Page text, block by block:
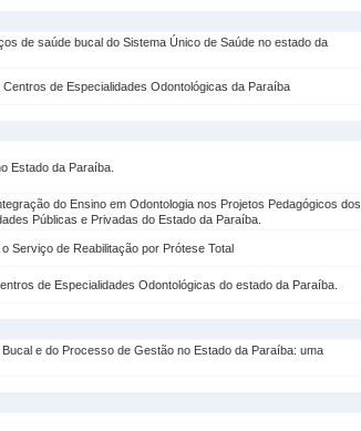
de saúde bucal do Sistema Único de Saúde no estado da
de Especialidades Odontológicas da Paraíba
Estado da Paraíba.
do Ensino em Odontologia nos Projetos Pedagógicos dos
Públicas e Privadas do Estado da Paraíba.
Serviço de Reabilitação por Prótese Total
de Especialidades Odontológicas do estado da Paraíba.
e do Processo de Gestão no Estado da Paraíba: uma